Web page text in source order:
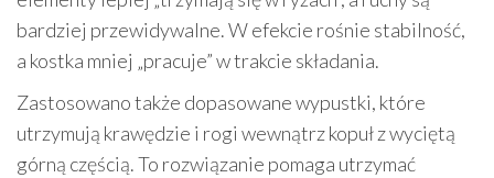
bardziej przewidywalne. W efekcie rośnie stabilność,
a kostka mniej „pracuje” w trakcie składania.
Zastosowano także dopasowane wypustki, które
utrzymują krawędzie i rogi wewnątrz kopuł z wyciętą
górną częścią. To rozwiązanie pomaga utrzymać